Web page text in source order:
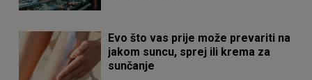
Evo što vas prije može prevariti na
jakom suncu, sprej ili krema za
sunčanje